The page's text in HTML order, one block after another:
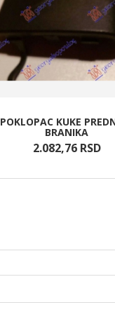
POKLOPAC KUKE
BRANIKA
2.082,76 RSD